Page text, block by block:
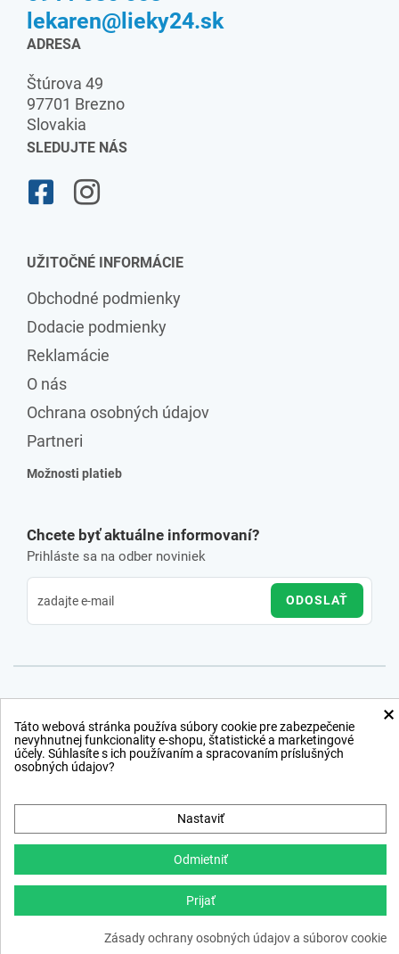
lekaren@lieky24.sk
ADRESA
Štúrova 49
97701 Brezno
Slovakia
SLEDUJTE NÁS
UŽITOČNÉ INFORMÁCIE
Obchodné podmienky
Dodacie podmienky
Reklamácie
O nás
Ochrana osobných údajov
Partneri
Možnosti platieb
Chcete byť aktuálne informovaní?
Prihláste sa na odber noviniek
ODOSLAŤ
webdesign,ppc›netsuccess.sk
×
Táto webová stránka používa súbory cookie pre zabezpečenie
nevyhnutnej funkcionality e-shopu, štatistické a marketingové
účely. Súhlasíte s ich používaním a spracovaním príslušných
osobných údajov?
Nastaviť
Odmietniť
Prijať
Zásady ochrany osobných údajov a súborov cookie